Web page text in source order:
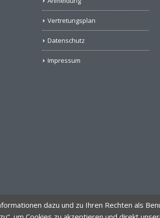
Vertretungsplan
Datenschutz
Impressum
dazu und zu Ihren Rechten als